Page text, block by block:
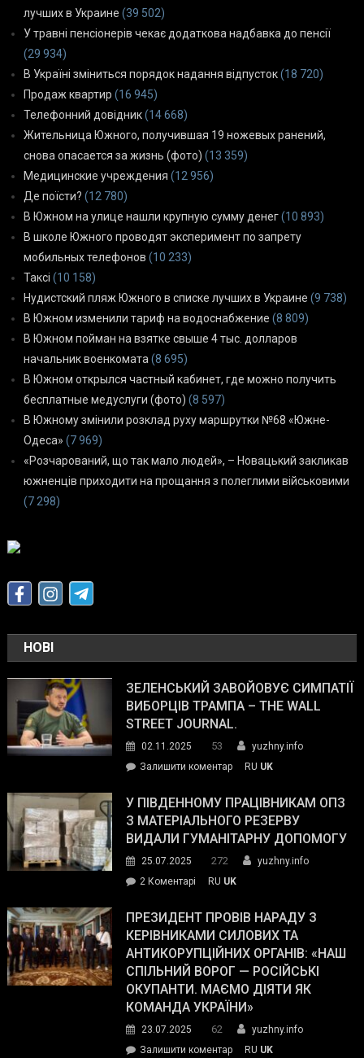
лучших в Украине (39 502)
У травні пенсіонерів чекає додаткова надбавка до пенсії
(29 934)
В Україні зміниться порядок надання відпусток(18 720)
Продаж квартир (16 945)
Телефонний довідник(14 668)
Жительница Южного, получившая 19 ножевых ранений,
снова опасается за жизнь (фото) (13 359)
Медицинские учреждения (12 956)
Де поїсти? (12 780)
В Южном на улице нашли крупную сумму денег(10 893)
В школе Южного проводят эксперимент по запрету
мобильных телефонов (10 233)
Таксі (10 158)
Нудистский пляж Южного в списке лучших в Украине (9 738)
В Южном изменили тариф на водоснабжение (8 809)
В Южном пойман на взятке свыше 4 тыс. долларов
начальник военкомата (8 695)
В Южном открылся частный кабинет, где можно получить
бесплатные медуслуги (фото) (8 597)
В Южному змінили розклад руху маршрутки №68 «Южне-
Одеса» (7 969)
«Розчарований, що так мало людей», – Новацький закликав
южненців приходити на прощання з полеглими військовими
(7 298)
НОВІ
ЗЕЛЕНСЬКИЙ ЗАВОЙОВУЄ СИМПАТІЇ
ВИБОРЦІВ ТРАМПА – THE WALL
STREET JOURNAL.
02.11.2025 53
yuzhny.info
Залишити коментарon
завойовує
симпатії
виборців
The
Street
Journal.
RU UK
У ПІВДЕННОМУ ПРАЦІВНИКАМ ОПЗ
З МАТЕРІАЛЬНОГО РЕЗЕРВУ
ВИДАЛИ ГУМАНІТАРНУ ДОПОМОГУ
25.07.2025 272
yuzhny.info
2 Коментарі
Південному
працівникам
ОПЗ
з
матеріального
резерву
гуманітарну
допомогу
RU UK
ПРЕЗИДЕНТ ПРОВІВ НАРАДУ З
КЕРІВНИКАМИ СИЛОВИХ ТА
АНТИКОРУПЦІЙНИХ ОРГАНІВ: «НАШ
СПІЛЬНИЙ ВОРОГ — РОСІЙСЬКІ
ОКУПАНТИ. МАЄМО ДІЯТИ ЯК
КОМАНДА УКРАЇНИ»
23.07.2025 62
yuzhny.info
Залишити коментарon
RU UK